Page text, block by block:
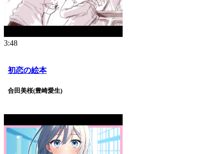
3:48
初恋の絵本
合田美桜(豊崎愛生)